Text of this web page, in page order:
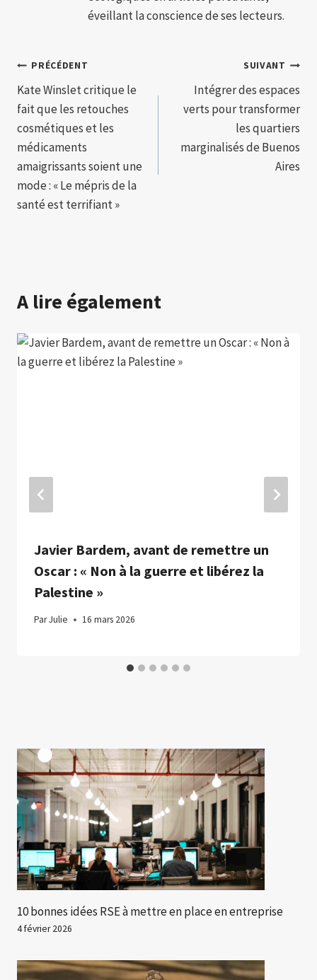
éveillant la conscience de ses lecteurs.
Navigation
de
l’article
PRÉCÉDENT
Kate Winslet critique le
fait que les retouches
cosmétiques et les
médicaments
amaigrissants soient une
mode : « Le mépris de la
santé est terrifiant »
SUIVANT
Intégrer des espaces
verts pour transformer
les quartiers
marginalisés de Buenos
Aires
A lire également
Javier Bardem, avant de remettre un
Oscar : « Non à la guerre et libérez la
Palestine »
ParJulie 16 mars 2026
10 bonnes idées RSE à mettre en place en entreprise
4 février 2026